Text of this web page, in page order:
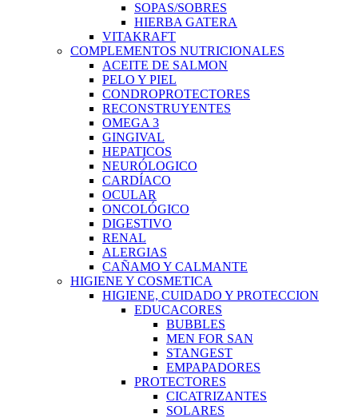
SOPAS/SOBRES
HIERBA GATERA
VITAKRAFT
COMPLEMENTOS NUTRICIONALES
ACEITE DE SALMON
PELO Y PIEL
CONDROPROTECTORES
RECONSTRUYENTES
OMEGA 3
GINGIVAL
HEPATICOS
NEURÓLOGICO
CARDÍACO
OCULAR
ONCOLÓGICO
DIGESTIVO
RENAL
ALERGIAS
CAÑAMO Y CALMANTE
HIGIENE Y COSMETICA
HIGIENE, CUIDADO Y PROTECCION
EDUCACORES
BUBBLES
MEN FOR SAN
STANGEST
EMPAPADORES
PROTECTORES
CICATRIZANTES
SOLARES